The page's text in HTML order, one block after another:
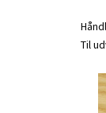
Til